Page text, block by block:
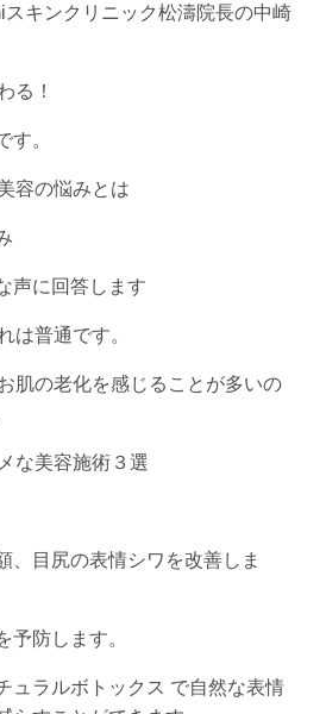
キンクリニック松濤院長の中崎
る！
す。
容の悩みとは
声に回答します
普通です。
肌の老化を感じることが多いの
な美容施術３選
、目尻の表情シワを改善しま
予防します。
ュラルボトックス で自然な表情